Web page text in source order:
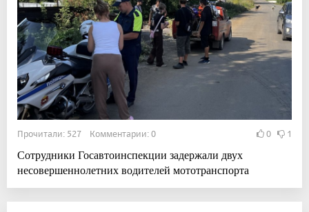
Прочитали: 527 Комментарии: 0 0 1
Сотрудники Госавтоинспекции задержали двух
несовершеннолетних водителей мототранспорта